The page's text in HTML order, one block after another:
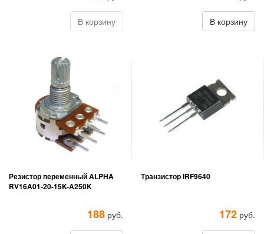
В корзину В корзину
Резистор переменный ALPHA
RV16A01-20-15K-A250K
188 руб.
Транзистор IRF9640
172 руб.